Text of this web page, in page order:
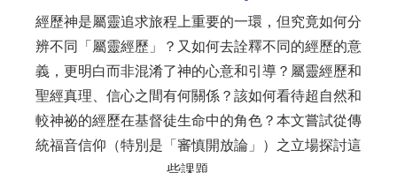
經歷神是屬靈追求旅程上重要的一環，但究竟如何分
辨不同「屬靈經歷」？又如何去詮釋不同的經歷的意
義，更明白而非混淆了神的心意和引導？屬靈經歷和
聖經真理、信心之間有何關係？該如何看待超自然和
較神祕的經歷在基督徒生命中的角色？本文嘗試從傳
統福音信仰（特別是「審慎開放論」）之立場探討這